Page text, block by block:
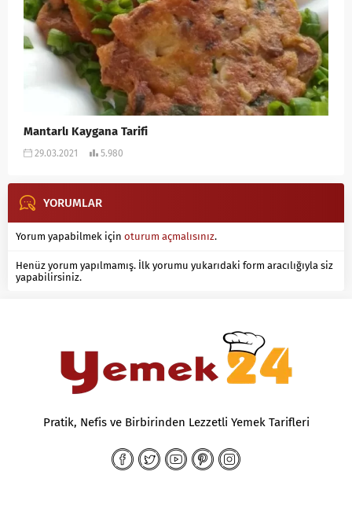
Mantarlı Kaygana Tarifi
29.03.2021 5.980
YORUMLAR
Yorum yapabilmek için oturum açmalısınız.
Henüz yorum yapılmamış. İlk yorumu yukarıdaki form aracılığıyla siz
yapabilirsiniz.
Pratik, Nefis ve Birbirinden Lezzetli Yemek Tarifleri